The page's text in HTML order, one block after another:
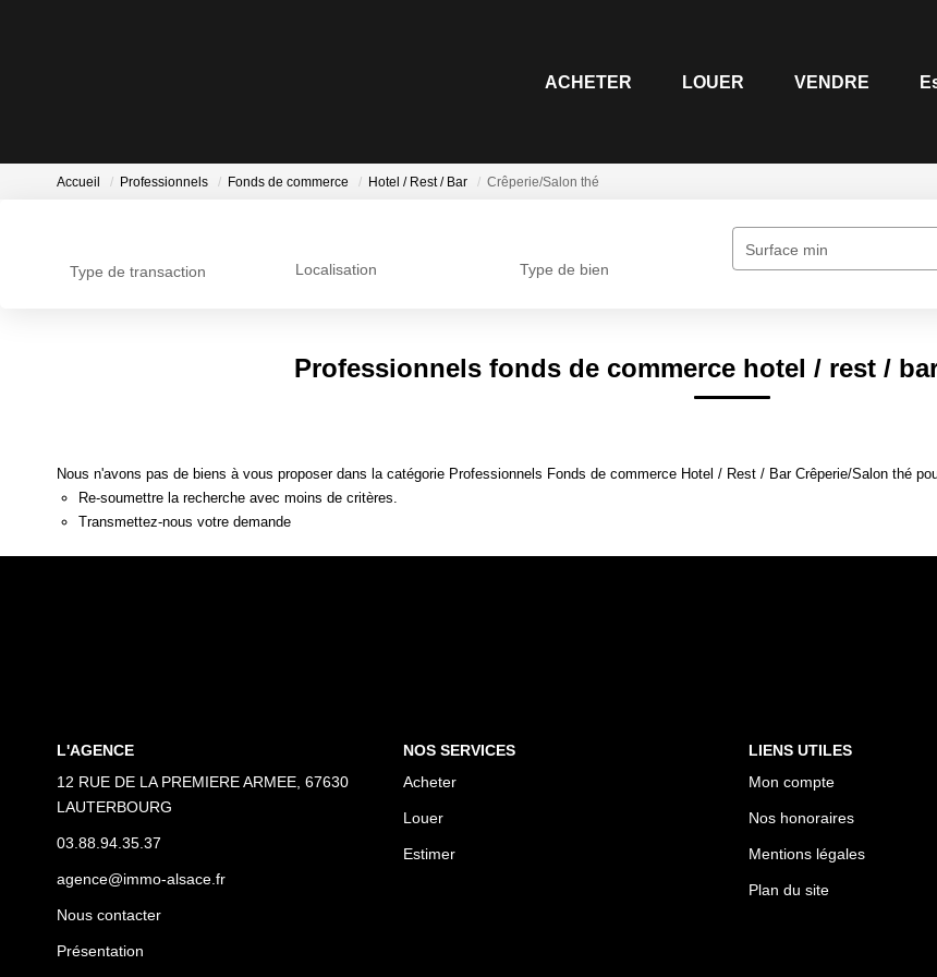
ACHETER LOUER VENDRE
Accueil Professionnels Fonds de commerce Hotel / Rest / Bar Crêperie/Salon thé
Type de transaction Localisation Type de bien
Surface min
Professionnels fonds de commerce hotel / rest /
Nous n'avons pas de biens à vous proposer dans la catégorie Professionnels Fonds de commerce Hotel / Rest / Bar Crêperie/Salon thé
Re-soumettre la recherche avec moins de critères.
Transmettez-nous votre demande
L'AGENCE
12 RUE DE LA PREMIERE ARMEE, 67630
LAUTERBOURG
03.88.94.35.37
agence@immo-alsace.fr
Nous contacter
Présentation
NOS SERVICES
Acheter
Louer
Estimer
LIENS UTILES
Mon compte
Nos honoraires
Mentions légales
Plan du site